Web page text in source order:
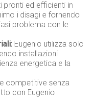
pronti ed efficienti in
i disagi e fornendo
problema con le
Eugenio utilizza solo
installazioni
energetica e la
competitive senza
con Eugenio